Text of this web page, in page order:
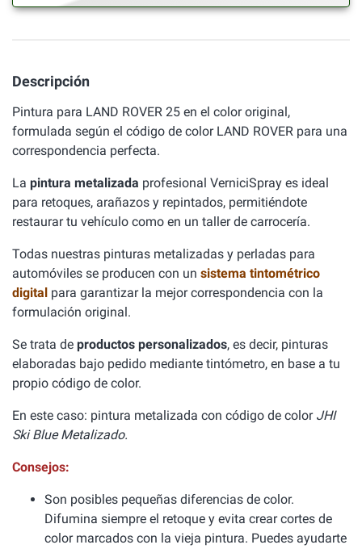
Descripción
Pintura para LAND ROVER 25 en el color original,
formulada según el código de color LAND ROVER para una
correspondencia perfecta.
La pintura metalizada profesional VerniciSpray es ideal
para retoques, arañazos y repintados, permitiéndote
restaurar tu vehículo como en un taller de carrocería.
Todas nuestras pinturas metalizadas y perladas para
automóviles se producen con un sistema tintométrico
digital para garantizar la mejor correspondencia con la
formulación original.
Se trata de productos personalizados, es decir, pinturas
elaboradas bajo pedido mediante tintómetro, en base a tu
propio código de color.
En este caso: pintura metalizada con código de color JHI
Ski Blue Metalizado.
Consejos:
Son posibles pequeñas diferencias de color.
Difumina siempre el retoque y evita crear cortes de
color marcados con la vieja pintura. Puedes ayudarte